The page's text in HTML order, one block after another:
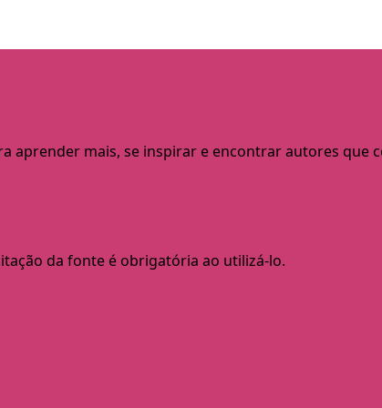
aprender mais, se inspirar e encontrar autores que
da fonte é obrigatória ao utilizá-lo.